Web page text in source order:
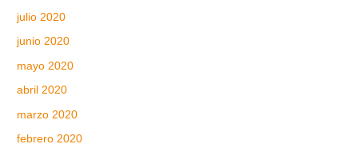
julio 2020
junio 2020
mayo 2020
abril 2020
marzo 2020
febrero 2020